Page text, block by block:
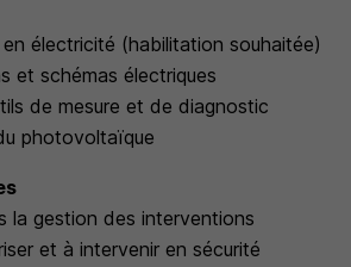
électricité (habilitation souhaitée)
et schémas électriques
de mesure et de diagnostic
photovoltaïque
la gestion des interventions
et à intervenir en sécurité